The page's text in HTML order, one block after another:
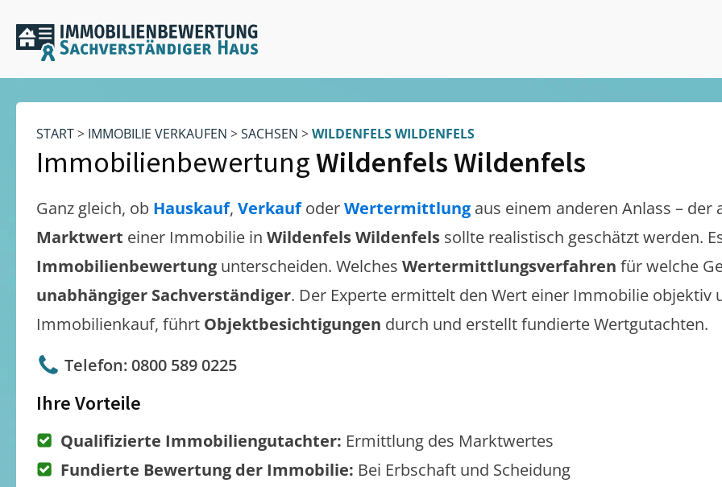
START> IMMOBILIE VERKAUFEN >SACHSEN >WILDENFELS WILDENFELS
ImmobilienbewertungWildenfels Wildenfels
Ganz gleich, ob Hauskauf, VerkaufoderWertermittlung aus einem anderen Anlass – der
Marktwert einer Immobilie in Wildenfels Wildenfels sollte realistisch geschätzt werden.
Immobilienbewertung unterscheiden. Welches Wertermittlungsverfahren für welche
unabhängiger Sachverständiger. Der Experte ermittelt den Wert einer Immobilie objektiv
Immobilienkauf, führt Objektbesichtigungen durch und erstellt fundierte Wertgutachten.
Telefon: 0800 589 0225
Ihre Vorteile
Qualifizierte Immobiliengutachter: Ermittlung des Marktwertes
Fundierte Bewertung der Immobilie: Bei Erbschaft und Scheidung